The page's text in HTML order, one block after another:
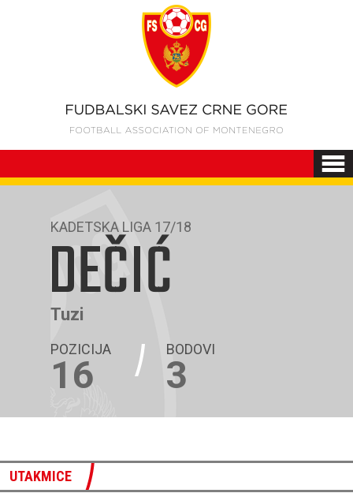
KADETSKA LIGA 17/18
DEČIĆ
Tuzi
POZICIJA
16
BODOVI
3
UTAKMICE